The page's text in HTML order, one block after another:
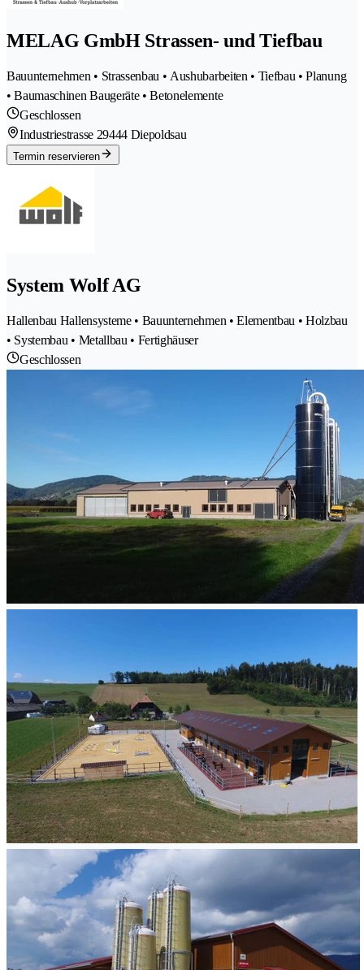
MELAG GmbH Strassen- und Tiefbau
Bauunternehmen • Strassenbau • Aushubarbeiten • Tiefbau • Planung
• Baumaschinen Baugeräte • Betonelemente
Geschlossen
Industriestrasse 29444 Diepoldsau
Termin reservieren
System Wolf AG
Hallenbau Hallensysteme • Bauunternehmen • Elementbau • Holzbau
• Systembau • Metallbau • Fertighäuser
Geschlossen